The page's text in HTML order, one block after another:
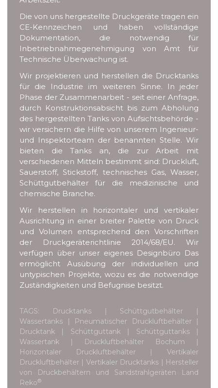
Die von uns hergestellte Druckgeräte tragen ein
CE-Kennzeichen und haben vollständige
Dokumentation, die notwendig für
Inbetriebnahmegenehmigung von Amt für
Technische Überwachung ist.
Wir projektieren und herstellen die Drucktanks
für die Industrie im weiteren Sinne. In jeder
Phase der Zusammenarbeit - seit einer Anfrage,
durch Konstruktionsabsicht bis zum Abholung
des hergestellten Tanks von Aufsichtsbehörde -
wir versichern die Hilfe von unserem Ingenieur-
und Inspektorteam der benannten Stelle. Wir
bieten die Tanks an, die zur Arbeit mit
verschiedenen Mitteln bestimmt sind: Druckluft,
Sauerstoff, Stickstoff, technisches Gas, Wasser,
Schüttgutbehälter für die medizinische und
chemische Branche.
Wir herstellen in horizontaler und vertikaler
Ausrichtung in einer breiter Palette von Druck
und Volumen entsprechend den Vorschriften
der Druckgeräterichtlinie 2014/68/EU. Wir
verfügen über unser eigenes Designbüro Das
ermöglicht Ausübung der individuellen und
untypischen Projekte, wozu es die notwendige
Zuständigkeiten und Befugnise besitzt.
TAGS: Drucktanks | Schüttgutbehälter |
Wassertanks | Pneumatischer Druckluftbehälter |
Drucktank | Schüttguttank | Schüttguttanks |
Wassertank | Druckluftbehälter Bochum |
Horizontaler Druckluftbehälter | Vertikaler
Druckluftbehälter | Vertikaler Drucktanks | Hersteller
von Druckbehältern und Sandstrahlgeräten Land
Reko®